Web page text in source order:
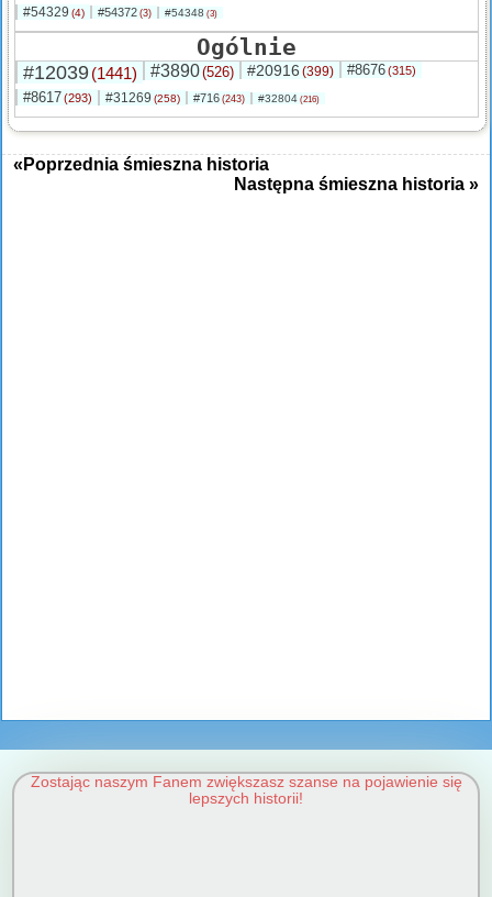
#54329 (4) #54372 (3) #54348 (3)
Ogólnie
#12039(1441) #3890(526) #20916 (399) #8676(315)
#8617(293) #31269 (258) #716 (243) #32804 (216)
«Poprzednia śmieszna historia
Następna śmieszna historia »
Zostając naszym Fanem zwiększasz szanse na pojawienie się
lepszych historii!